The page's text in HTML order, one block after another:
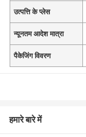
उत्पत्ति के प्लेस
न्यूनतम आदेश मात्रा
पैकेजिंग विवरण
हमारे बारे में